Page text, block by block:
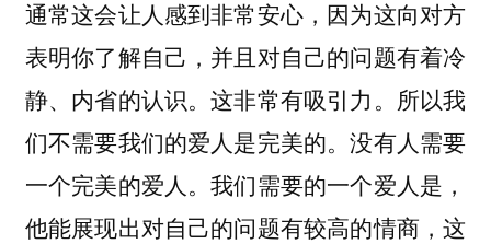
通常这会让人感到非常安心，因为这向对方
表明你了解自己，并且对自己的问题有着冷
静、内省的认识。这非常有吸引力。所以我
们不需要我们的爱人是完美的。没有人需要
一个完美的爱人。我们需要的一个爱人是，
他能展现出对自己的问题有较高的情商，这